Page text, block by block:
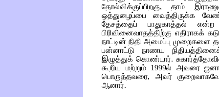
தோல்விக்குப்பிறகு, தாம்
ஒத்துழைப்பை வைத்திருக்க
தேசத்தைப் பாதுகாத்தல்
பிரிவினைவாதத்திற்கு எதிராகக்
நாட்டின் நிதி அமைப்பு முறைகளை
பன்னாட்டு நாணய
இழுத்துக் கொண்டார்.
கூறிய மற்றும் 1999ல் அவரை
பொருத்தவரை, அவர்
ஆனார்.